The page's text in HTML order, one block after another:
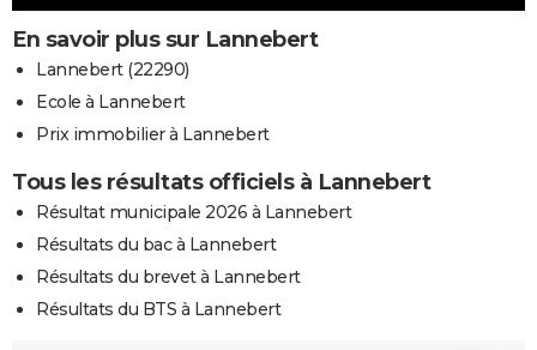
En savoir plus sur Lannebert
Lannebert (22290)
Ecole à Lannebert
Prix immobilier à Lannebert
Tous les résultats officiels à Lannebert
Résultat municipale 2026 à Lannebert
Résultats du bac à Lannebert
Résultats du brevet à Lannebert
Résultats du BTS à Lannebert